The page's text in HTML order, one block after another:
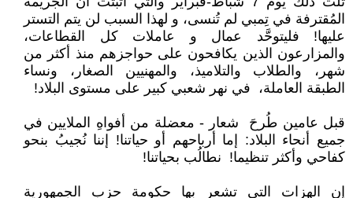
المُقترفة في تِمبي لم تُنسى، و لهذا السبب لن يتم التستر
عليها! فليتوحَّد عمال و عاملات كل القطاعات،
والمزارعون الذين يكافحون على حواجزهم منذ أكثر من
شهر، والطلاب والتلاميذ، والمهنيين الصغار، ونساء
الطبقة العاملة، في نهر شعبي كبير على مستوى البلاد!
قبل عامين طُرحَ شعار - معضلة من أفواهِ الملايين في
جميع أنحاء البلاد: إما أرباحهم أو حياتنا! إننا نُجيبُ بنحو
كفاحي وأكثر تنظيما! نطالُب بحياتنا!
إن الهزات التي تشعر بها حكومة حزب الجمهورية